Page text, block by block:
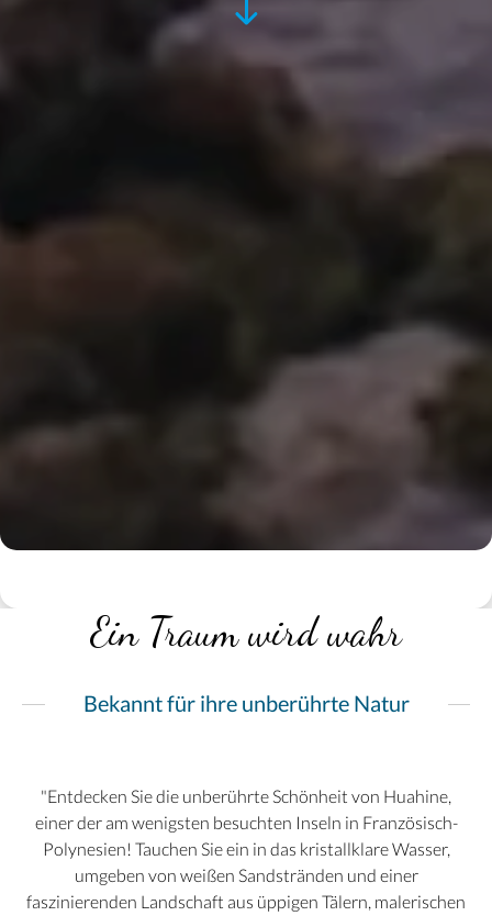
Ein Traum wird wahr
Bekannt für ihre unberührte Natur
"Entdecken Sie die unberührte Schönheit von Huahine,
einer der am wenigsten besuchten Inseln in Französisch-
Polynesien! Tauchen Sie ein in das kristallklare Wasser,
umgeben von weißen Sandstränden und einer
faszinierenden Landschaft aus üppigen Tälern, malerischen